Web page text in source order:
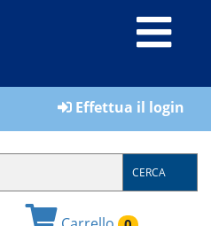
Effettua il login
CERCA